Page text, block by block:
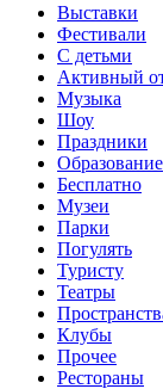
Выставки
Фестивали
С детьми
Активный
Музыка
Шоу
Праздники
Образование
Бесплатно
Музеи
Парки
Погулять
Туристу
Театры
Клубы
Прочее
Рестораны